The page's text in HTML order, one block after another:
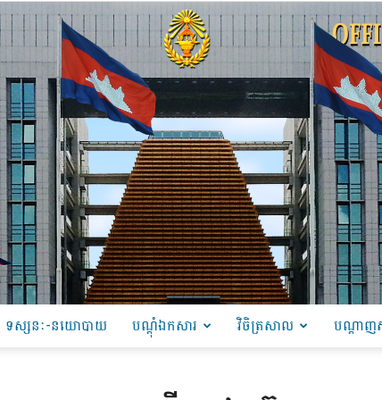
ទស្សនៈ-នយោបាយ បណ្ដុំឯកសារ វិចិត្រសាល បណ្តាញ